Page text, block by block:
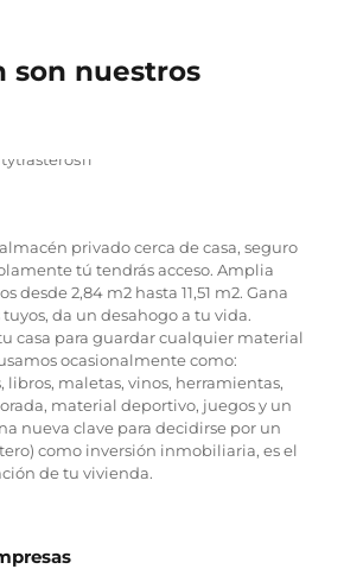
son nuestros
privado cerca de casa, seguro
tú tendrás acceso. Amplia
desde 2,84 m2 hasta 11,51 m2. Gana
da un desahogo a tu vida.
casa para guardar cualquier material
ocasionalmente como:
libros, maletas, vinos, herramientas,
material deportivo, juegos y un
nueva clave para decidirse por un
como inversión inmobiliaria, es el
de tu vivienda.